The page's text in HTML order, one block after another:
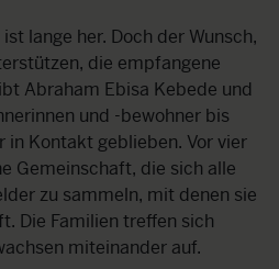
lange her. Doch der Wunsch,
die empfangene
Abraham Ebisa Kebede und
und -bewohner bis
in Kontakt geblieben. Vor vier
Gemeinschaft, die sich alle
zu sammeln, mit denen sie
Die Familien treffen sich
miteinander auf.